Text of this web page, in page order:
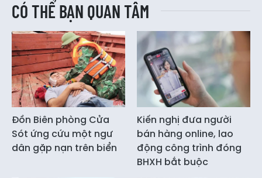
CÓ THỂ BẠN QUAN TÂM
Đồn Biên phòng Cửa
Sót ứng cứu một ngư
dân gặp nạn trên biển
Kiến nghị đưa người
bán hàng online, lao
động công trình đóng
BHXH bắt buộc